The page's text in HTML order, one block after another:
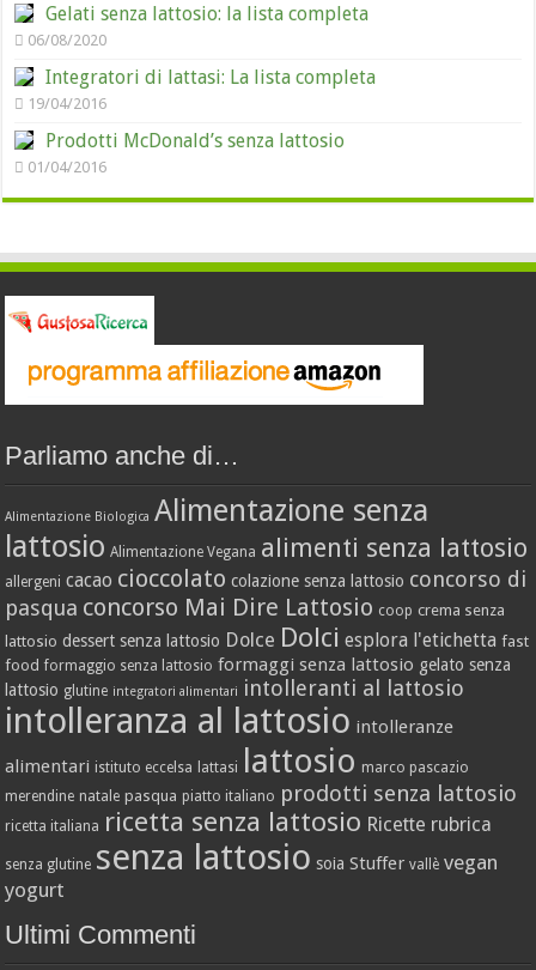
Gelati senza lattosio: la lista completa
06/08/2020
Integratori di lattasi: La lista completa
19/04/2016
Prodotti McDonald’s senza lattosio
01/04/2016
Parliamo anche di…
Alimentazione Biologica Alimentazione senza
lattosio Alimentazione Vegana alimenti senza lattosio
allergeni cacao cioccolato colazione senza lattosio concorso di
pasqua concorso Mai Dire Lattosio coop crema senza
lattosio dessert senza lattosio Dolce Dolci esplora l'etichetta fast
food formaggio senza lattosio formaggi senza lattosio gelato senza
lattosio glutine integratori alimentari intolleranti al lattosio
intolleranza al lattosio intolleranze
alimentari istituto eccelsa lattasi lattosio marco pascazio
merendine natale pasqua piatto italiano prodotti senza lattosio
ricetta italiana ricetta senza lattosio Ricette rubrica
senza glutine senza lattosio soia Stuffer vallè vegan
yogurt
Ultimi Commenti